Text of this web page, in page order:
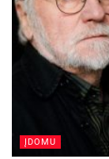
ĮDOMU